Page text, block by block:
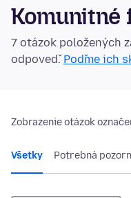
Komunitné
7 otázok položených
odpoveď.Poďme ich
Zobrazenie otázok
Všetky Potrebná